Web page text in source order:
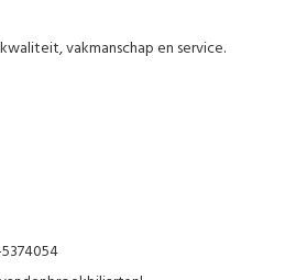
vakmanschap en service.